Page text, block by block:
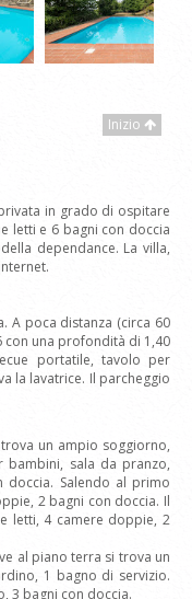
Inizio
in grado di ospitare
letti e 6 bagni con doccia
dependance. La villa,
A poca distanza (circa 60
con una profondità di 1,40
portatile, tavolo per
la lavatrice. Il parcheggio
un ampio soggiorno,
bambini, sala da pranzo,
doccia. Salendo al primo
2 bagni con doccia. Il
letti, 4 camere doppie, 2
al piano terra si trova un
1 bagno di servizio.
3 bagni con doccia.